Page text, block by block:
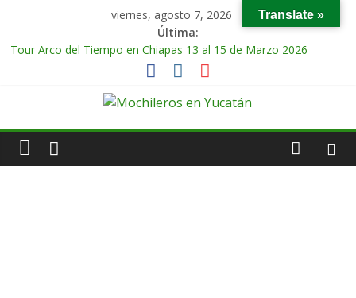
viernes, agosto 7, 2026
Última:
Tour Arco del Tiempo en Chiapas 13 al 15 de Marzo 2026
Tour Tikal Magico en Guatemala 31 de Octubre al 2 de
Tour Ruta Puuc 1 de Febrero del 2026
Tour Calakmul Magico 28 de Febrero y 1 de Marzo 2026
Translate »